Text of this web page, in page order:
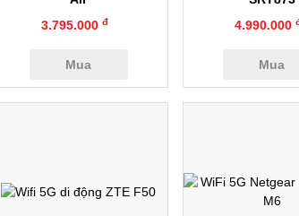
3.795.000đ
Mua
4.990.000
Mua